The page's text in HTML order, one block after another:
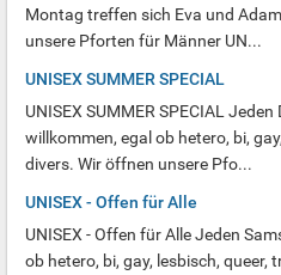
Montag treffen sich Eva und
unsere Pforten für Männer UN...
UNISEX SUMMER SPECIAL
UNISEX SUMMER SPECIAL
willkommen, egal ob hetero, bi,
divers. Wir öffnen unsere Pfo...
UNISEX - Offen für Alle
UNISEX - Offen für Alle Jeden
ob hetero, bi, gay, lesbisch, queer,